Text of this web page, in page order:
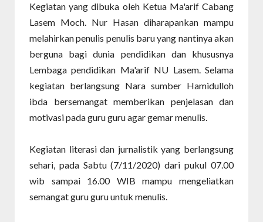
Kegiatan yang dibuka oleh Ketua Ma'arif Cabang
Lasem Moch. Nur Hasan diharapankan mampu
melahirkan penulis penulis baru yang nantinya akan
berguna bagi dunia pendidikan dan khususnya
Lembaga pendidikan Ma'arif NU Lasem. Selama
kegiatan berlangsung Nara sumber Hamidulloh
ibda bersemangat memberikan penjelasan dan
motivasi pada guru guru agar gemar menulis.
Kegiatan literasi dan jurnalistik yang berlangsung
sehari, pada Sabtu (7/11/2020) dari pukul 07.00
wib sampai 16.00 WIB mampu mengeliatkan
semangat guru guru untuk menulis.